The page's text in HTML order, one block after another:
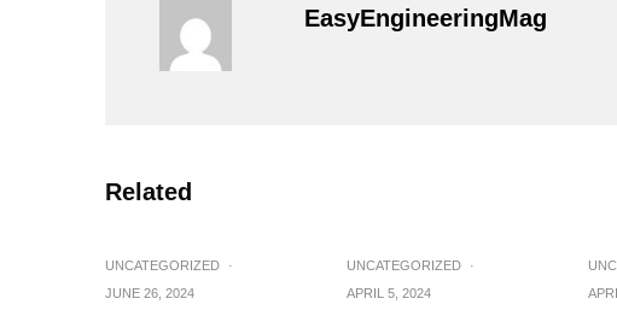
EasyEngineeringMag
Related
UNCATEGORIZED
·
JUNE 26, 2024
UNCATEGORIZED
·
APRIL 5, 2024